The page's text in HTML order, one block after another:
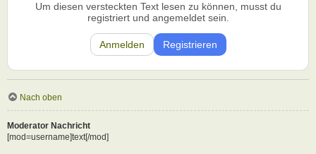
Um diesen versteckten Text lesen zu können, musst du
registriert und angemeldet sein.
Anmelden Registrieren
Nach oben
Moderator Nachricht
[mod=username]text[/mod]